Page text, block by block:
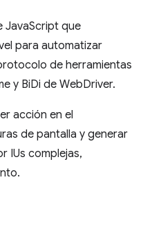
JavaScript que
para automatizar
de herramientas
y BiDi de WebDriver.
acción en el
de pantalla y generar
IUs complejas,